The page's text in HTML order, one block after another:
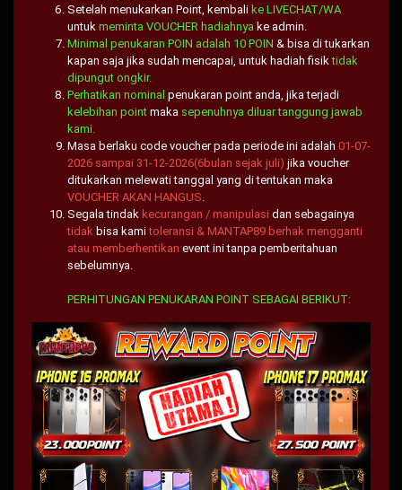
Setelah menukarkan Point, kembali ke LIVECHAT/WA
untuk meminta VOUCHER hadiahnya ke admin.
Minimal penukaran POIN adalah 10 POIN & bisa di tukarkan
kapan saja jika sudah mencapai, untuk hadiah fisiktidak
dipungut ongkir.
Perhatikan nominal penukaran point anda, jika terjadi
kelebihan point maka sepenuhnya diluar tanggung jawab
kami.
Masa berlaku code voucher pada periode ini adalah 01-07-
2026 sampai 31-12-2026(6bulan sejak juli) jika voucher
ditukarkan melewati tanggal yang di tentukan maka
VOUCHER AKAN HANGUS
Segala tindak kecurangan / manipulasi dan sebagainya
tidak bisa kamitoleransi & MANTAP89 berhak mengganti
atau memberhentikan event ini tanpa pemberitahuan
sebelumnya.
PERHITUNGAN PENUKARAN POINT SEBAGAI BERIKUT: